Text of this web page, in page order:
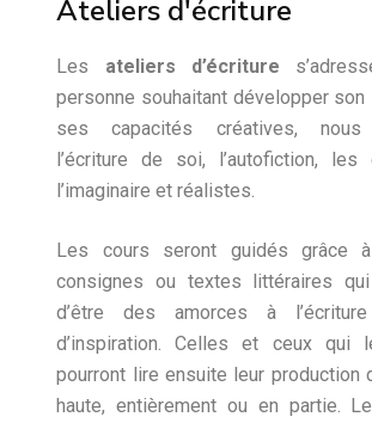
Ateliers d'écriture
Les ateliers d’écriture
personne souhaitant développer son
ses capacités créatives, nous
l’écriture de soi, l’autofiction, les
l’imaginaire et réalistes.
Les cours seront guidés grâce
consignes ou textes littéraires
d’être des amorces à
d’inspiration. Celles et ceux qui
pourront lire ensuite leur production
haute, entièrement ou en partie.